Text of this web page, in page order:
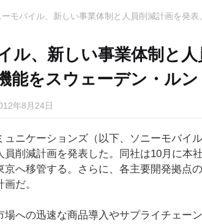
ーモバイル、新しい事業体制と人員削減計画を発
ル、新しい事業体制と
能をスウェーデン・ル
年8月24日
ュニケーションズ（以下、ソニーモバイ
員削減計画を発表した。同社は10月に本
京へ移管する。さらに、各主要開発拠点
だ。
場への迅速な商品導入やサプライチェー